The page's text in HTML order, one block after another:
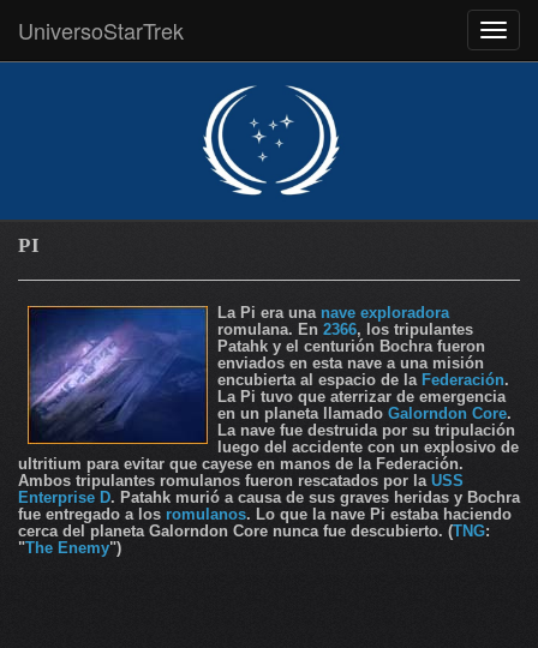
UniversoStarTrek
PI
La Pi era una nave exploradora
romulana. En 2366, los tripulantes
Patahk y el centurión Bochra fueron
enviados en esta nave a una misión
encubierta al espacio de la Federación.
La Pi tuvo que aterrizar de emergencia
en un planeta llamado Galorndon Core.
La nave fue destruida por su tripulación
luego del accidente con un explosivo de
ultritium para evitar que cayese en manos de la Federación.
Ambos tripulantes romulanos fueron rescatados por la USS
Enterprise D. Patahk murió a causa de sus graves heridas y Bochra
fue entregado a los romulanos. Lo que la nave Pi estaba haciendo
cerca del planeta Galorndon Core nunca fue descubierto. (TNG:
"The Enemy")